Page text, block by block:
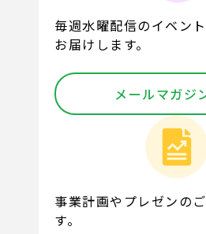
毎週水曜配信のイベン
お届けします。
メールマガジ
事業計画やプレゼンの
す。